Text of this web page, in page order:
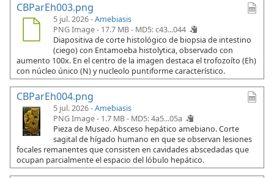
CBParEh003.png
5 jul. 2026 -Amebiasis
PNG Image - 17.7 MB - MD5: c43...044
Diapositiva de corte histológico de biopsia de intestino
(ciego) con Entamoeba histolytica, observado con
aumento 100x. En el centro de la imagen destaca el trofozoíto (Eh)
con núcleo único (N) y nucleolo puntiforme característico.
CBParEh004.png
5 jul. 2026 -Amebiasis
PNG Image - 1.7 MB - MD5: 4a5...05a
Pieza de Museo. Absceso hepático amebiano. Corte
sagital de hígado humano en que se observan lesiones
focales remanentes que consisten en cavidades abscedadas que
ocupan parcialmente el espacio del lóbulo hepático.